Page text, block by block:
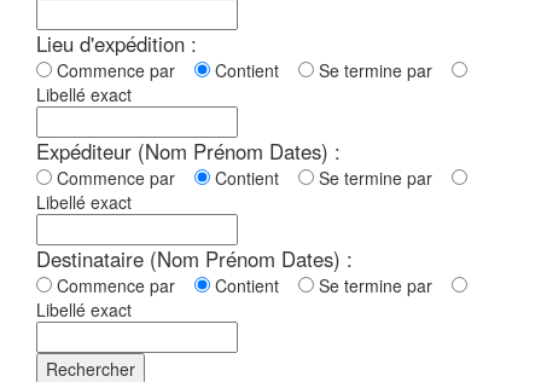
Lieu d'expédition :
Commence par Contient
Se termine par
Libellé exact
Expéditeur (Nom Prénom Dates) :
Commence par Contient
Se termine par
Libellé exact
Destinataire (Nom Prénom Dates) :
Commence par Contient
Se termine par
Libellé exact
Rechercher